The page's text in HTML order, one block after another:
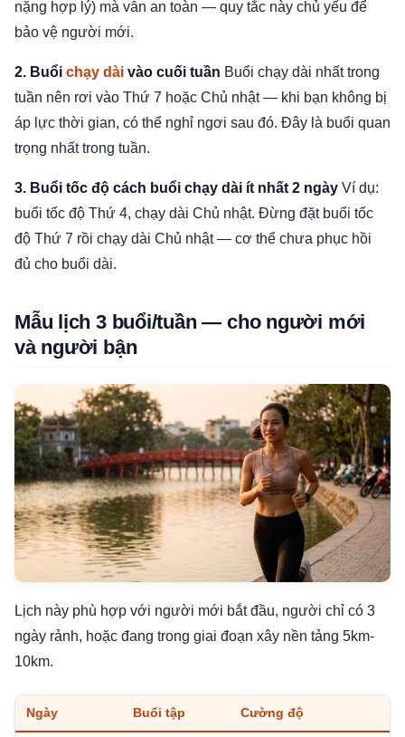
nặng hợp lý) mà vẫn an toàn — quy tắc này chủ yếu để
bảo vệ người mới.
2. Buổi chạy dài vào cuối tuần Buổi chạy dài nhất trong
tuần nên rơi vào Thứ 7 hoặc Chủ nhật — khi bạn không bị
áp lực thời gian, có thể nghỉ ngơi sau đó. Đây là buổi quan
trọng nhất trong tuần.
3. Buổi tốc độ cách buổi chạy dài ít nhất 2 ngày Ví dụ:
buổi tốc độ Thứ 4, chạy dài Chủ nhật. Đừng đặt buổi tốc
độ Thứ 7 rồi chạy dài Chủ nhật — cơ thể chưa phục hồi
đủ cho buổi dài.
Mẫu lịch 3 buổi/tuần — cho người mới
và người bận
Lịch này phù hợp với người mới bắt đầu, người chỉ có 3
ngày rảnh, hoặc đang trong giai đoạn xây nền tảng 5km-
10km.
Ngày Buổi tập Cường độ